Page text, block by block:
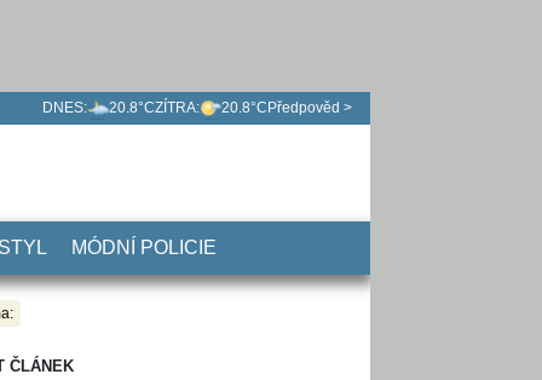
DNES: 20.8°CZÍTRA: 20.8°C Předpověd >
MÓDNÍ POLICIE
ČLÁNEK